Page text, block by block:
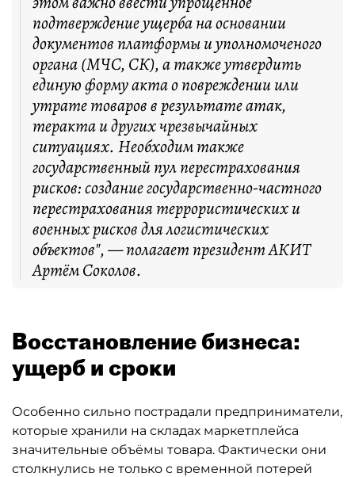
подтверждение ущерба на основании
документов платформы и уполномоченого
органа (МЧС, СК), а также утвердить
единую форму акта о повреждении или
утрате товаров в результате атак,
теракта и других чрезвычайных
ситуациях. Необходим также
государственный пул перестрахования
рисков: создание государственно-частного
перестрахования террористических и
военных рисков для логистических
объектов", — полагает президент АКИТ
Артём Соколов.
Восстановление бизнеса:
ущерб и сроки
Особенно сильно пострадали предприниматели,
которые хранили на складах маркетплейса
значительные объёмы товара. Фактически они
столкнулись не только с временной потерей